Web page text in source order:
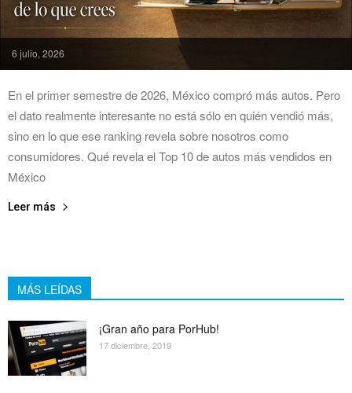
6 julio, 2026
En el primer semestre de 2026, México compró más autos. Pero
el dato realmente interesante no está sólo en quién vendió más,
sino en lo que ese ranking revela sobre nosotros como
consumidores. Qué revela el Top 10 de autos más vendidos en
México
Leer más
MÁS LEÍDAS
¡Gran año para PorHub!
17 diciembre, 2019